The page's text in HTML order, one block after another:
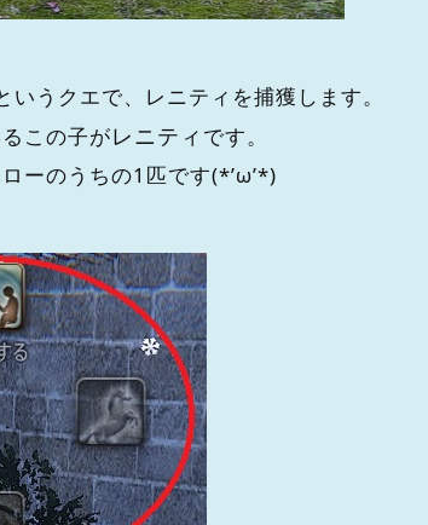
いうクエで、レニティを捕獲します。
この子がレニティ です。
ーのうちの1匹です(*’ω’*)